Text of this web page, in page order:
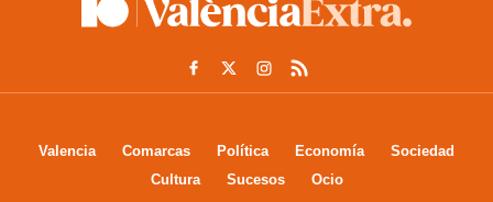
Valencia Comarcas Política Economía
Sociedad
Cultura
Sucesos Ocio